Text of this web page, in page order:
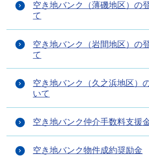
空き地バンク（薄磯地区）の
て
空き地バンク（岩間地区）の
て
空き地バンク（久之浜地区）
いて
空き地バンク仲介手数料支援
空き地バンク物件成約奨励金